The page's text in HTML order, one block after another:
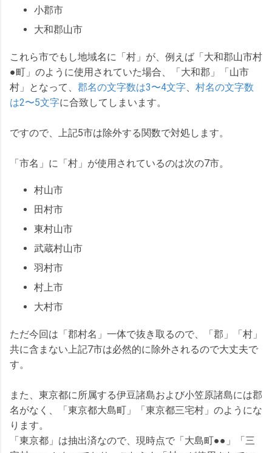
小郡市
大和郡山市
これら市でもし地域名に「村」が、例えば「大和郡山市村
●町」のように使用されていた場合、「大和郡」「山市
村」となって、 郡名の文字数は3〜4文字、 村名の文字数
は2〜5文字に合致してしまいます。
ですので、上記5市は除外する関数で対処します。
「市名」に「村」が使用されているのは次の7市。
村山市
田村市
東村山市
武蔵村山市
羽村市
村上市
大村市
ただ今回は「郡村名」一体で抜き取るので、「郡」「村」
共に含まない上記7市は必然的に除外されるので大丈夫で
す。
また、東京都に所属する伊豆諸島および小笠原諸島には郡
名がなく、「東京都大島町」「東京都三宅村」のようにな
ります。
「東京都」は抽出済なので、現時点で「大島町●●」「三